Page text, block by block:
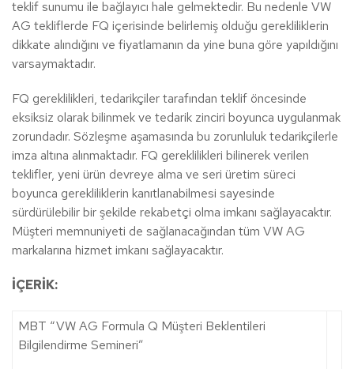
teklif sunumu ile bağlayıcı hale gelmektedir. Bu nedenle VW
AG tekliflerde FQ içerisinde belirlemiş olduğu gerekliliklerin
dikkate alındığını ve fiyatlamanın da yine buna göre yapıldığını
varsaymaktadır.
FQ gereklilikleri, tedarikçiler tarafından teklif öncesinde
eksiksiz olarak bilinmek ve tedarik zinciri boyunca uygulanmak
zorundadır. Sözleşme aşamasında bu zorunluluk tedarikçilerle
imza altına alınmaktadır. FQ gereklilikleri bilinerek verilen
teklifler, yeni ürün devreye alma ve seri üretim süreci
boyunca gerekliliklerin kanıtlanabilmesi sayesinde
sürdürülebilir bir şekilde rekabetçi olma imkanı sağlayacaktır.
Müşteri memnuniyeti de sağlanacağından tüm VW AG
markalarına hizmet imkanı sağlayacaktır.
İÇERİK:
MBT “VW AG Formula Q Müşteri Beklentileri
Bilgilendirme Semineri”